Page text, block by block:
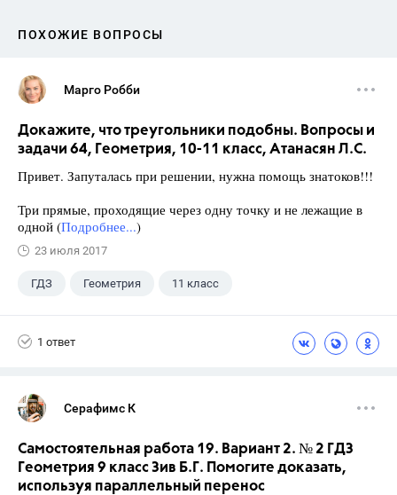
ПОХОЖИЕ ВОПРОСЫ
Марго Робби
Докажите, что треугольники подобны. Вопросы и
задачи 64, Геометрия, 10-11 класс, Атанасян Л.С.
Привет. Запуталась при решении, нужна помощь знатоков!!!
Три прямые, проходящие через одну точку и не лежащие в
одной (Подробнее...)
23 июля 2017
ГДЗ Геометрия 11 класс
1 ответ
Серафимс К
Самостоятельная работа 19. Вариант 2. № 2 ГДЗ
Геометрия 9 класс Зив Б.Г. Помогите доказать,
используя параллельный перенос